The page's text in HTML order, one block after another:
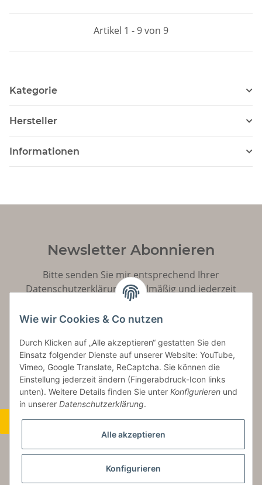
Artikel 1 - 9 von 9
Kategorie
Hersteller
Informationen
Newsletter Abonnieren
Bitte senden Sie mir entsprechend Ihrer
Datenschutzerklärungregelmäßig und jederzeit
widerruflich Informationen zu Ihrem Produktsortiment
per E-Mail zu.
Abonnieren
Widerrufsbutton
Wie wir Cookies & Co nutzen
Durch Klicken auf „Alle akzeptieren“ gestatten Sie den
Einsatz folgender Dienste auf unserer Website: YouTube,
Vimeo, Google Translate, ReCaptcha. Sie können die
Einstellung jederzeit ändern (Fingerabdruck-Icon links
unten). Weitere Details finden Sie unter Konfigurieren und
in unserer Datenschutzerklärung.
Alle akzeptieren
Konfigurieren